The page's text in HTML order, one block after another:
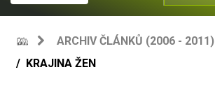
ARCHIV ČLÁNKŮ (2006 - 2011)
KRAJINA ŽEN